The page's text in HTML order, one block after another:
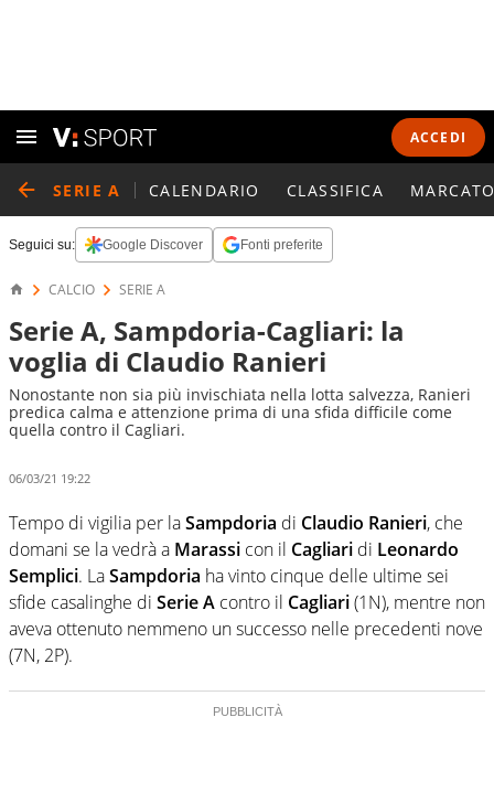
ACCEDI
SERIE A CALENDARIO CLASSIFICA
Seguici su: Google Discover Fonti preferite
CALCIO SERIE A
Serie A, Sampdoria-Cagliari: la
voglia di Claudio Ranieri
Nonostante non sia più invischiata nella lotta salvezza, Ranieri
predica calma e attenzione prima di una sfida difficile come
quella contro il Cagliari.
06/03/21 19:22
Tempo di vigilia per laSampdoria di Claudio Ranieri, che
domani se la vedrà a Marassi con il Cagliari di Leonardo
Semplici. LaSampdoria ha vinto cinque delle ultime sei
sfide casalinghe di Serie A contro il Cagliari(1N), mentre non
aveva ottenuto nemmeno un successo nelle precedenti nove
(7N, 2P).